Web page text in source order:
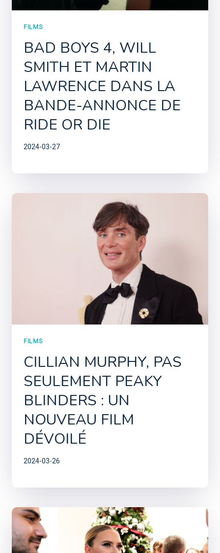
FILMS
BAD BOYS 4, WILL
SMITH ET MARTIN
LAWRENCE DANS LA
BANDE-ANNONCE DE
RIDE OR DIE
2024-03-27
FILMS
CILLIAN MURPHY, PAS
SEULEMENT PEAKY
BLINDERS : UN
NOUVEAU FILM
DÉVOILÉ
2024-03-26